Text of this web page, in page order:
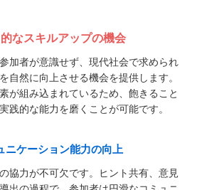
なスキルアップの機会
加者が意識せず、現代社会で求められ
自然に向上させる機会を提供します。
が組み込まれているため、飽きること
践的な能力を磨くことが可能です。
ニケーション能力の向上
協力が不可欠です。ヒント共有、意見